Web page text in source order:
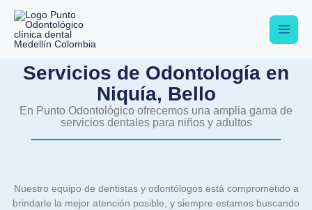
contenido
Servicios de Odontología en
Niquía, Bello
En Punto Odontológico ofrecemos una amplia gama de
servicios dentales para niños y adultos
Nuestro equipo de dentistas y odontólogos está comprometido a
brindarle la mejor atención posible, y siempre estamos buscando